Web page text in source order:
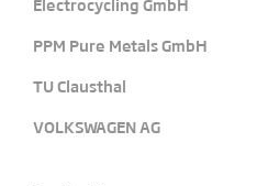
Electrocycling GmbH
PPM Pure Metals GmbH
TU Clausthal
VOLKSWAGEN AG